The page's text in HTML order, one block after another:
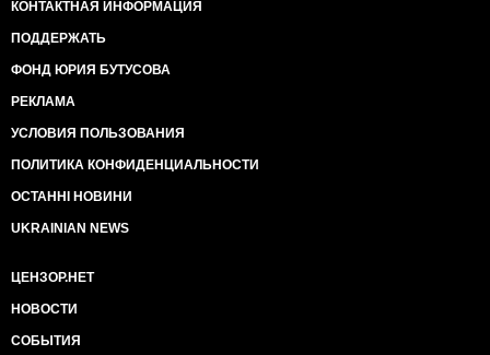
КОНТАКТНАЯ ИНФОРМАЦИЯ
ПОДДЕРЖАТЬ
ФОНД ЮРИЯ БУТУСОВА
РЕКЛАМА
УСЛОВИЯ ПОЛЬЗОВАНИЯ
ПОЛИТИКА КОНФИДЕНЦИАЛЬНОСТИ
ОСТАННІ НОВИНИ
UKRAINIAN NEWS
ЦЕНЗОР.НЕТ
НОВОСТИ
СОБЫТИЯ